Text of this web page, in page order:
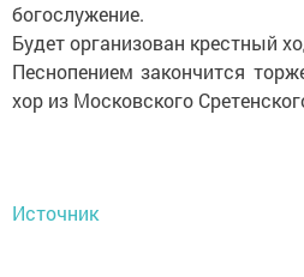
богослужение.
Будет организован крестный
Песнопением закончится
хор из Московского
Источник